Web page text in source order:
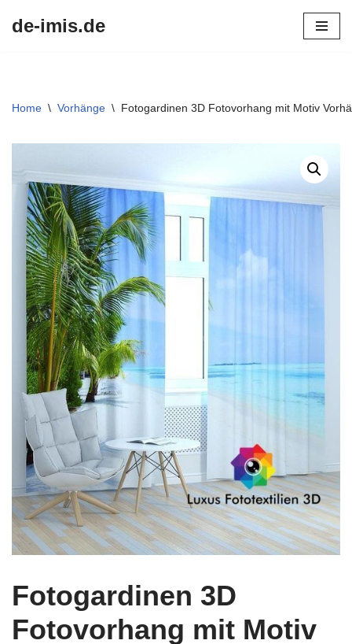
de-imis.de
Home \ Vorhänge \ Fotogardinen 3D Fotovorhang mit Motiv
Fotogardinen 3D
Fotovorhang mit Motiv